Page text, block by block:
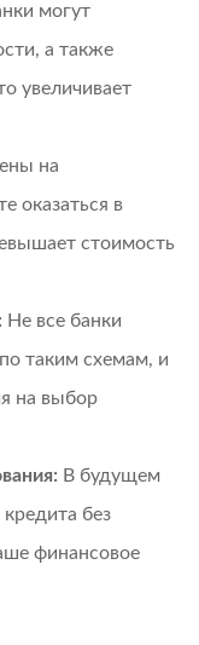
могут
а также
увеличивает
на
оказаться в
стоимость
Не все банки
таким схемам, и
на выбор
В будущем
без
финансовое